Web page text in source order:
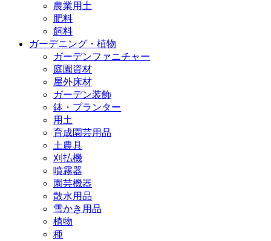
農業用土
肥料
飼料
ガーデニング・植物
ガーデンファニチャー
庭園資材
屋外床材
ガーデン装飾
鉢・プランター
用土
育成園芸用品
土農具
刈払機
噴霧器
園芸機器
散水用品
雪かき用品
植物
種